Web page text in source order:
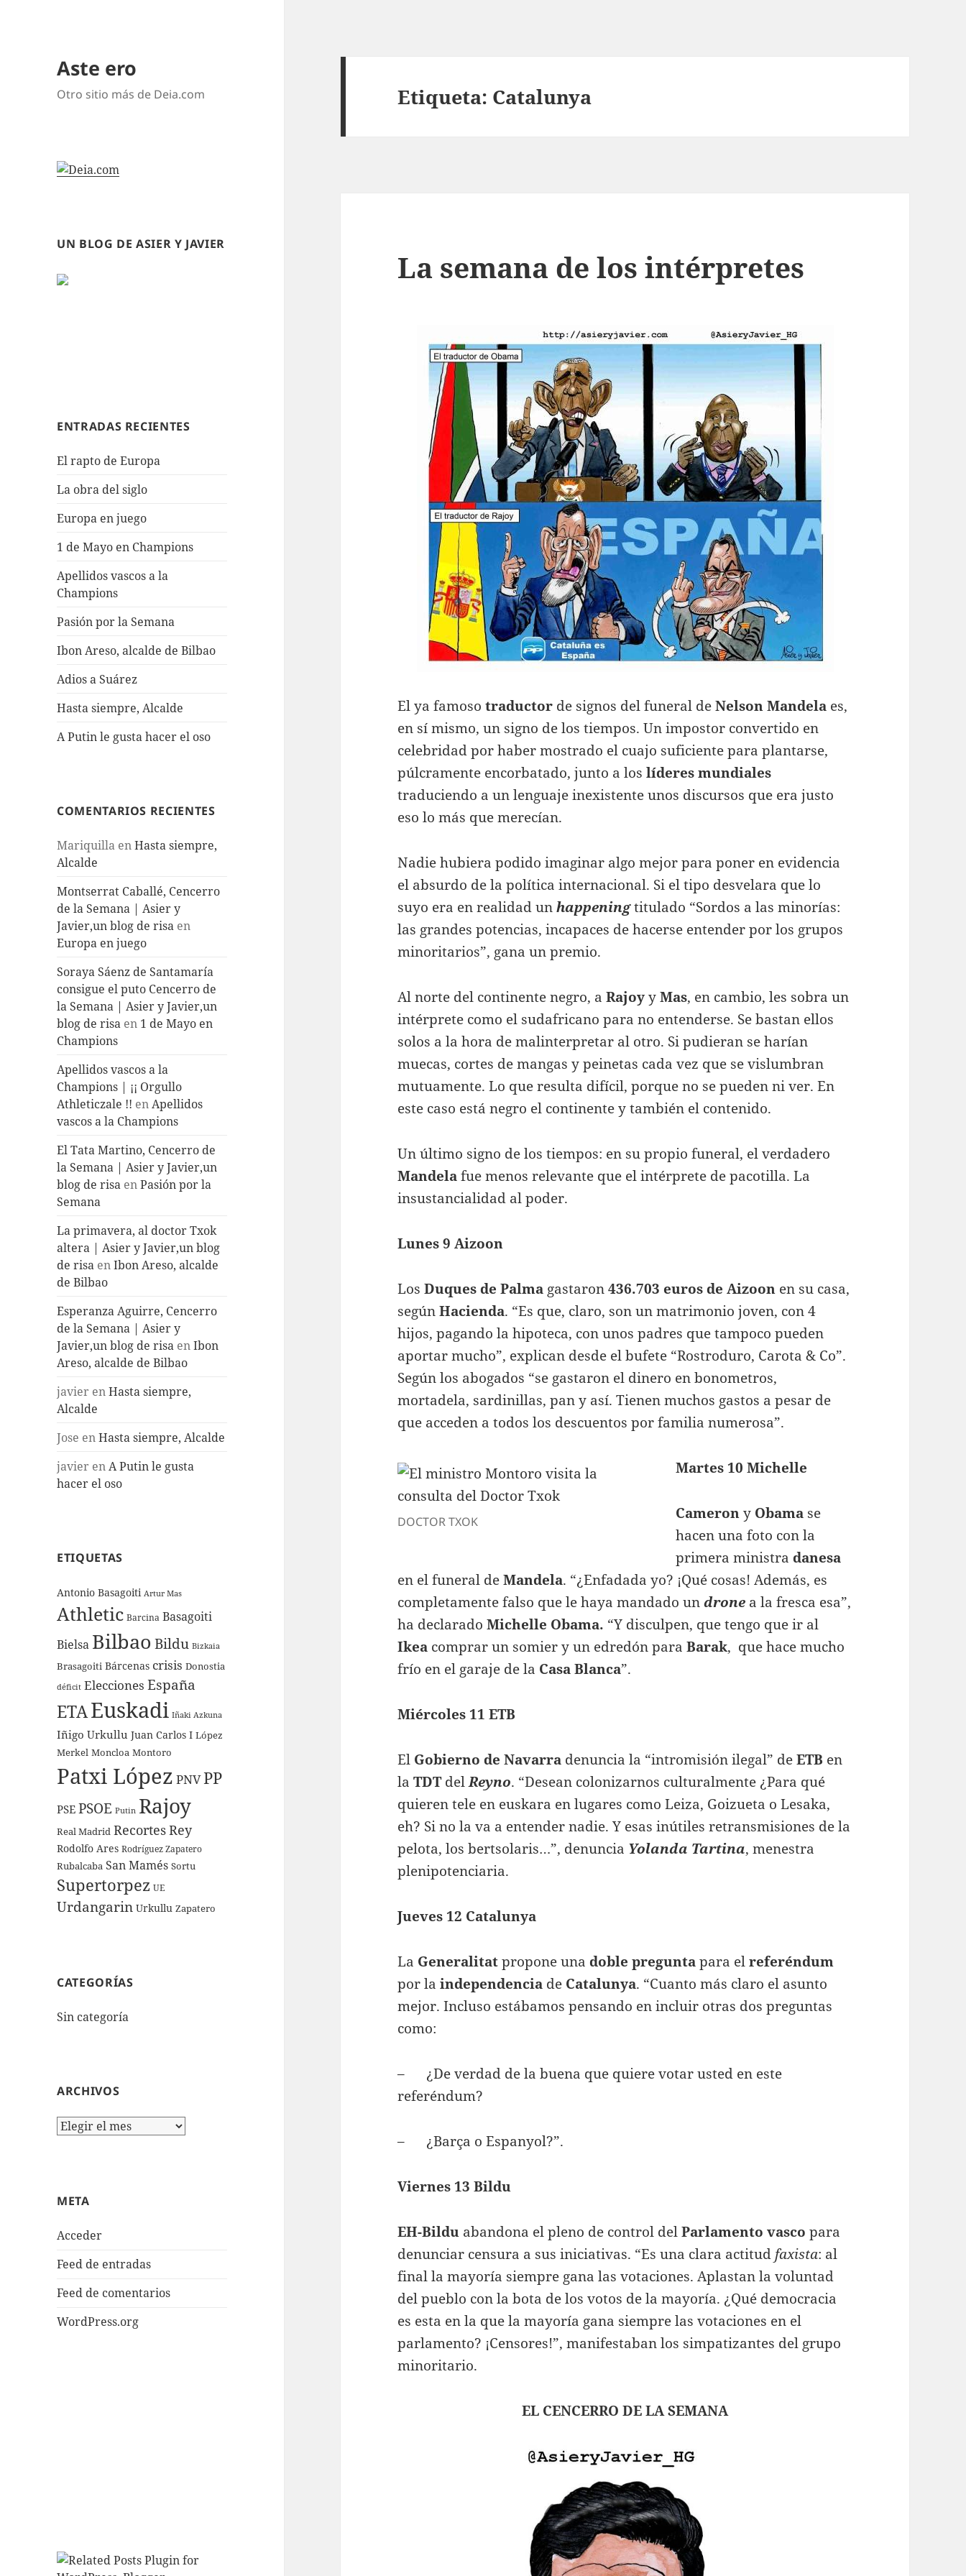
Aste ero
Otro sitio más de Deia.com
UN BLOG DE ASIER Y JAVIER
ENTRADAS RECIENTES
El rapto de Europa
La obra del siglo
Europa en juego
1 de Mayo en Champions
Apellidos vascos a la
Champions
Pasión por la Semana
Ibon Areso, alcalde de Bilbao
Adios a Suárez
Hasta siempre, Alcalde
A Putin le gusta hacer el oso
COMENTARIOS RECIENTES
Mariquilla enHasta siempre,
Alcalde
Montserrat Caballé, Cencerro
de la Semana | Asier y
Javier,un blog de risa en
Europa en juego
Soraya Sáenz de Santamaría
consigue el puto Cencerro de
la Semana | Asier y Javier,un
blog de risa en 1 de Mayo en
Champions
Apellidos vascos a la
Champions | ¡¡ Orgullo
Athleticzale !! enApellidos
vascos a la Champions
El Tata Martino, Cencerro de
la Semana | Asier y Javier,un
blog de risa enPasión por la
Semana
La primavera, al doctor Txok
altera | Asier y Javier,un blog
de risa enIbon Areso, alcalde
de Bilbao
Esperanza Aguirre, Cencerro
de la Semana | Asier y
Javier,un blog de risa enIbon
Areso, alcalde de Bilbao
javier enHasta siempre,
Alcalde
Jose enHasta siempre, Alcalde
javier enA Putin le gusta
hacer el oso
ETIQUETAS
Antonio Basagoiti Artur Mas
Athletic Barcina Basagoiti
Bielsa Bilbao Bildu Bizkaia
Brasagoiti Bárcenas crisis Donostia
déficit Elecciones España
ETAEuskadi Iñaki Azkuna
Iñigo Urkullu Juan Carlos I López
Merkel Moncloa Montoro
Patxi López PNVPP
PSE PSOE Putin Rajoy
Real Madrid RecortesRey
Rodolfo Ares Rodríguez Zapatero
Rubalcaba San Mamés Sortu
Supertorpez UE
Urdangarin Urkullu Zapatero
CATEGORÍAS
Sin categoría
ARCHIVOS
Archivos
META
Acceder
Feed de entradas
Feed de comentarios
WordPress.org
Etiqueta: Catalunya
La semana de los intérpretes
El ya famoso traductor de signos del funeral deNelson Mandela es,
en sí mismo, un signo de los tiempos. Un impostor convertido en
celebridad por haber mostrado el cuajo suficiente para plantarse,
púlcramente encorbatado, junto a loslíderes mundiales
traduciendo a un lenguaje inexistente unos discursos que era justo
eso lo más que merecían.
Nadie hubiera podido imaginar algo mejor para poner en evidencia
el absurdo de la política internacional. Si el tipo desvelara que lo
suyo era en realidad un happeningtitulado “Sordos a las minorías:
las grandes potencias, incapaces de hacerse entender por los grupos
minoritarios”, gana un premio.
Al norte del continente negro, aRajoyyMas, en cambio, les sobra un
intérprete como el sudafricano para no entenderse. Se bastan ellos
solos a la hora de malinterpretar al otro. Si pudieran se harían
muecas, cortes de mangas y peinetas cada vez que se vislumbran
mutuamente. Lo que resulta difícil, porque no se pueden ni ver. En
este caso está negro el continente y también el contenido.
Un último signo de los tiempos: en su propio funeral, el verdadero
Mandelafue menos relevante que el intérprete de pacotilla. La
insustancialidad al poder.
Lunes 9 Aizoon
LosDuques de Palma gastaron436.703 euros de Aizoon en su casa,
segúnHacienda. “Es que, claro, son un matrimonio joven, con 4
hijos, pagando la hipoteca, con unos padres que tampoco pueden
aportar mucho”, explican desde el bufete “Rostroduro, Carota & Co”.
Según los abogados “se gastaron el dinero en bonometros,
mortadela, sardinillas, pan y así. Tienen muchos gastos a pesar de
que acceden a todos los descuentos por familia numerosa”.
DOCTOR TXOK
Martes 10 Michelle
Camerony Obama se
hacen una foto con la
primera ministra danesa
en el funeral deMandela. “¿Enfadada yo? ¡Qué cosas! Además, es
completamente falso que le haya mandado undrone a la fresca esa”,
ha declaradoMichelle Obama. “Y disculpen, que tengo que ir al
Ikea comprar un somier y un edredón paraBarak, que hace mucho
frío en el garaje de la Casa Blanca”.
Miércoles 11 ETB
El Gobierno de Navarra denuncia la “intromisión ilegal” deETB en
la TDTdelReyno. “Desean colonizarnos culturalmente ¿Para qué
quieren tele en euskara en lugares como Leiza, Goizueta o Lesaka,
eh? Si no la va a entender nadie. Y esas inútiles retransmisiones de la
pelota, los bertsolaris…”, denuncia Yolanda Tartina, menestra
plenipotenciaria.
Jueves 12 Catalunya
La Generalitatpropone una doble preguntapara elreferéndum
por laindependencia de Catalunya. “Cuanto más claro el asunto
mejor. Incluso estábamos pensando en incluir otras dos preguntas
como:
– ¿De verdad de la buena que quiere votar usted en este
referéndum?
– ¿Barça o Espanyol?”.
Viernes 13 Bildu
EH-Bildu abandona el pleno de control delParlamento vasco para
denunciar censura a sus iniciativas. “Es una clara actitud faxista: al
final la mayoría siempre gana las votaciones. Aplastan la voluntad
del pueblo con la bota de los votos de la mayoría. ¿Qué democracia
es esta en la que la mayoría gana siempre las votaciones en el
parlamento? ¡Censores!”, manifestaban los simpatizantes del grupo
minoritario.
EL CENCERRO DE LA SEMANA